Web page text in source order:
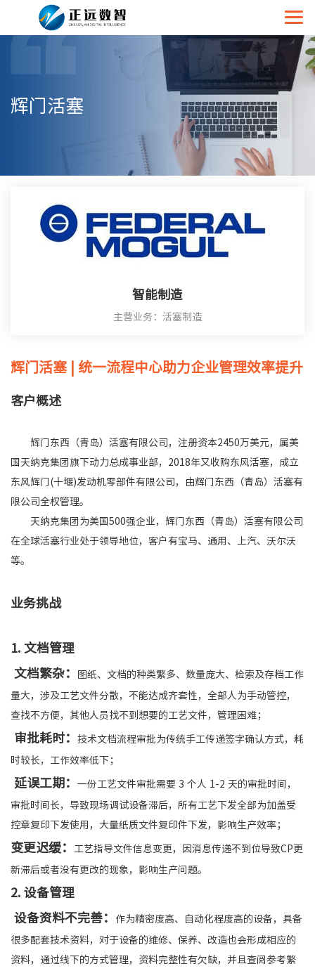
辉门活塞
智能制造
主营业务：活塞制造
辉门活塞| 统一流程中心助力企业管理效率提升
客户概述
辉门东西（青岛）活塞有限公司，注册资本2450万美元，属美
国天纳克集团旗下动力总成事业部，2018年又收购东风活塞，成立
东风辉门(十堰)发动机零部件有限公司，由辉门东西（青岛）活塞有
限公司全权管理。
天纳克集团为美国500强企业，辉门东西（青岛）活塞有限公司
在全球活塞行业处于领导地位，客户有宝马、通用、上汽、沃尔沃
等。
业务挑战
1. 文档管理
文档繁杂：
图纸、文档的种类繁多、数量庞大、检索及存档工作
量大，涉及工艺文件分散，不能达成齐套性，全部人为手动管控，
查找不方便，其他人员找不到想要的工艺文件，管理困难；
审批耗时： 技术文档流程审批为传统手工传递签字确认方式，耗
时较长，工作效率低下；
延误工期： 一份工艺文件审批需要 3 个人 1-2 天的审批时间，
审批时间长，导致现场调试设备滞后，所有工艺下发全部为加盖受
控章复印下发使用，大量纸质文件复印件下发，影响生产效率；
变更迟缓： 工艺指导文件信息变更，因消息传递不到位导致CP更
新滞后或者没有更改的现象，影响生产问题。
2. 设备管理
设备资料不完善：
作为精密度高、自动化程度高的设备，具备
很多配套技术资料，对于设备的维修、保养、改造也会形成相应的
资料，通过线下的方式管理，资料完整性有欠缺，并且查阅参考繁